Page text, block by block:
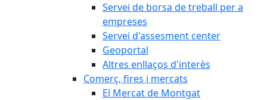
Servei de borsa de treball per a
empreses
Servei d'assesment center
Geoportal
Altres enllaços d'interès
Comerç, fires i mercats
El Mercat de Montgat